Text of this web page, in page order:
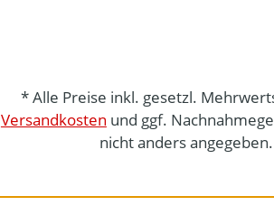
* Alle Preise inkl. gesetzl.
Versandkosten und ggf.
nicht anders angegeben.